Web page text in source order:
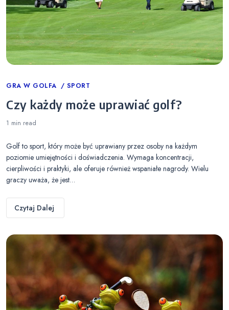
Categories
GRA W GOLFA SPORT
Czy każdy może uprawiać golf?
1 min read
Golf to sport, który może być uprawiany przez osoby na każdym
poziomie umiejętności i doświadczenia. Wymaga koncentracji,
cierpliwości i praktyki, ale oferuje również wspaniałe nagrody. Wielu
graczy uważa, że jest…
Czytaj Dalej